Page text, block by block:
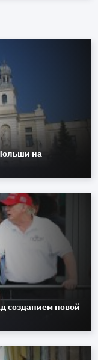
на
созданием новой